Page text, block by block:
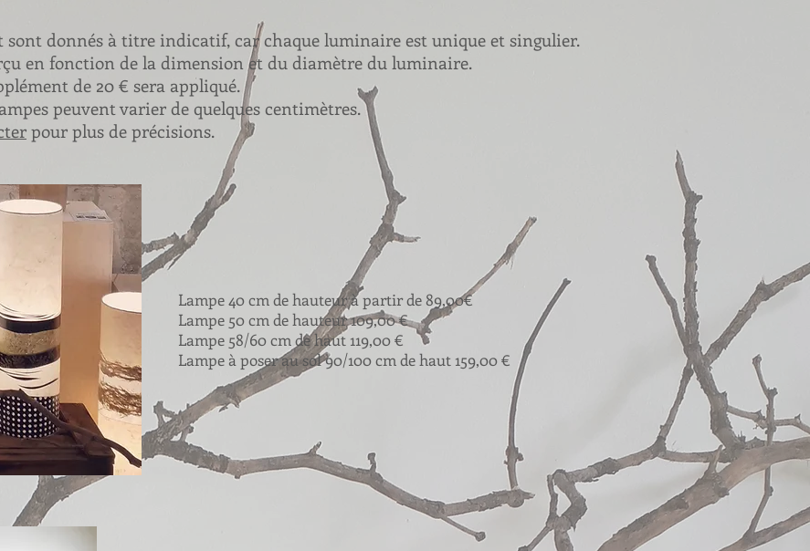
donnés à titre indicatif, car chaque luminaire est unique et singulier.
en fonction de la dimension et du diamètre du luminaire.
de 20 € sera appliqué.
peuvent varier de quelques centimètres.
pour plus de précisions.
Lampe 40 cm de hauteur à partir de 89,00€
Lampe 50 cm de hauteur 109,00 €
Lampe 58/60 cm de haut 119,00 €
Lampe à poser au sol 90/100 cm de haut 159,00 €